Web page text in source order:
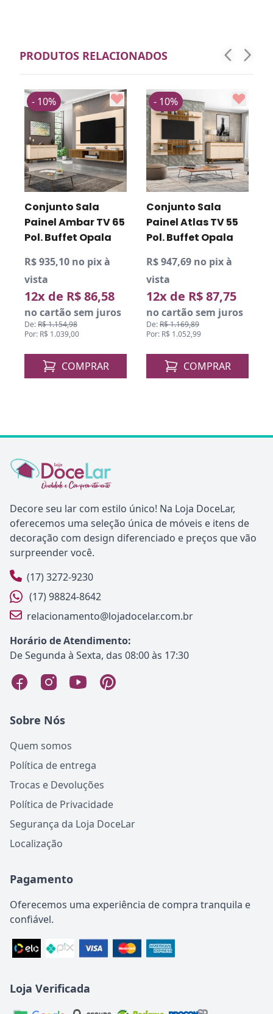
PRODUTOS RELACIONADOS
Conjunto Sala
Painel Ambar TV 65
Pol. Buffet Opala
R$ 935,10 no pix à
vista
12x de R$ 86,58
no cartão sem juros
De:R$ 1.154,98
Por: R$ 1.039,00
- 10%
COMPRAR
Conjunto Sala
Painel Atlas TV 55
Pol. Buffet Opala
R$ 947,69 no pix à
vista
12x de R$ 87,75
no cartão sem juros
De:R$ 1.169,89
Por: R$ 1.052,99
- 10%
COMPRAR
Decore seu lar com estilo único! Na Loja DoceLar,
oferecemos uma seleção única de móveis e itens de
decoração com design diferenciado e preços que vão
surpreender você.
(17) 3272-9230
(17) 98824-8642
relacionamento@lojadocelar.com.br
Horário de Atendimento:
De Segunda à Sexta, das 08:00 às 17:30
Sobre Nós
Quem somos
Política de entrega
Trocas e Devoluções
Política de Privacidade
Segurança da Loja DoceLar
Localização
Pagamento
Oferecemos uma experiência de compra tranquila e
confiável.
Loja Verificada